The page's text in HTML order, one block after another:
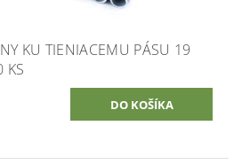
KU TIENIACEMU PÁSU 19
KS